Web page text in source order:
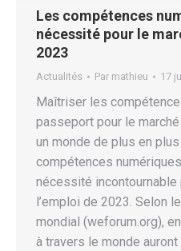
Les compétences
nécessité pour le
2023
Actualités Par mathieu 17
Maîtriser les
passeport pour le
un monde de plus en
compétences
nécessité incontournable
l’emploi de 2023. Selon
mondial (weforum.org),
à travers le monde